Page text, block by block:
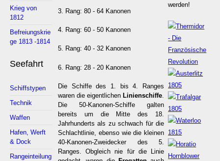
Krieg von
1812
Befreiungskrie
ge 1813 -1814
Seefahrt
Schiffstypen
Technik
Waffen
Hafen, Werft
& Dock
Rangeinteilung
3. Rang: 80 - 64 Kanonen
4. Rang: 60 - 50 Kanonen
5. Rang: 40 - 32 Kanonen
6. Rang: 28 - 20 Kanonen
Die Schiffe des 1. bis 4. Ranges
waren die eigentlichen Linienschiffe
Die 50-Kanonen-Schiffe galten
bereits um die Mitte des 18.
Jahrhunderts als zu schwach für die
Schlachtlinie, ebenso wie die kleinen
40-Kanonen-Zweidecker des 5.
Ranges. Obgleich nie für die Linie
werden!